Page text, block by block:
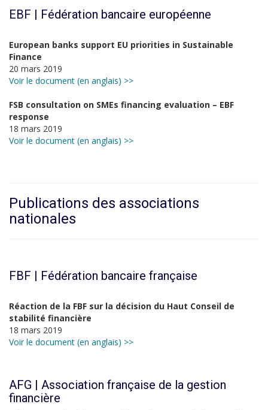
EBF | Fédération bancaire européenne
European banks support EU priorities in Sustainable
Finance
20 mars 2019
Voir le document (en anglais) >>
FSB consultation on SMEs financing evaluation – EBF
response
18 mars 2019
Voir le document (en anglais) >>
Publications des associations
nationales
FBF | Fédération bancaire française
Réaction de la FBF sur la décision du Haut Conseil de
stabilité financière
18 mars 2019
Voir le document (en anglais) >>
AFG | Association française de la gestion
financière